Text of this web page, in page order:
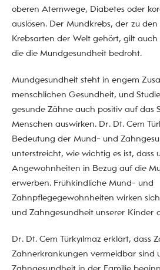
oberen Atemwege, Diabetes oder
auslösen. Der Mundkrebs, der zu
Krebsarten der Welt gehört, gilt
die die Mundgesundheit bedroht.
Mundgesundheit steht in engem
menschlichen Gesundheit, und
gesunde Zähne auch positiv auf das
Menschen auswirken. Dr. Dt. Cem
Bedeutung der Mund- und
unterstreicht, wie wichtig es ist, dass
Angewohnheiten in Bezug auf die
erwerben. Frühkindliche Mund- und
Zahnpflegegewohnheiten wirken
und Zahngesundheit unserer Kinder
Dr. Dt. Cem Türkyılmaz erklärt, dass
Zahnerkrankungen vermeidbar sind